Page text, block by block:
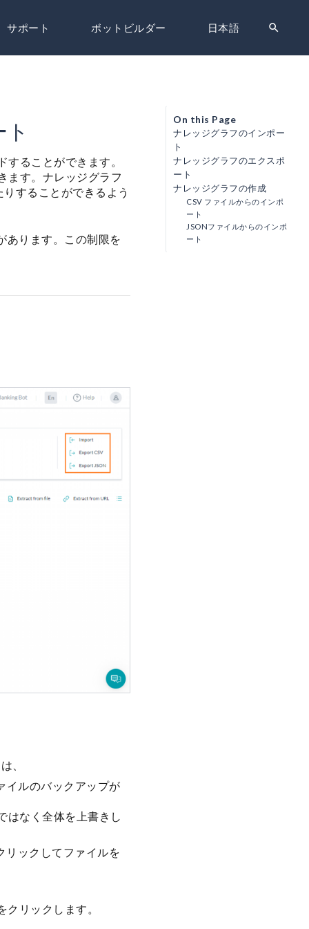
サポート ボットビルダー 日本語 search
ることができます。
ます。ナレッジグラフ
することができるよう
あります。この制限を
、
イルのバックアップが
はなく全体を上書きし
リックしてファイルを
クリックします。
On this Page
ナレッジグラフのインポー
ト
ナレッジグラフのエクスポ
ート
ナレッジグラフの作成
CSV ファイルからのインポ
ート
JSONファイルからのインポ
ート